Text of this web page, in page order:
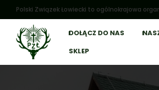
Polski Związek Łowiecki to ogólnokrajowa
DOŁĄCZ DO NAS
SKLEP